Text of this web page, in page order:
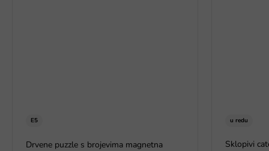
E5
Drvene puzzle s brojevima magnetna
u redu
Sklopivi